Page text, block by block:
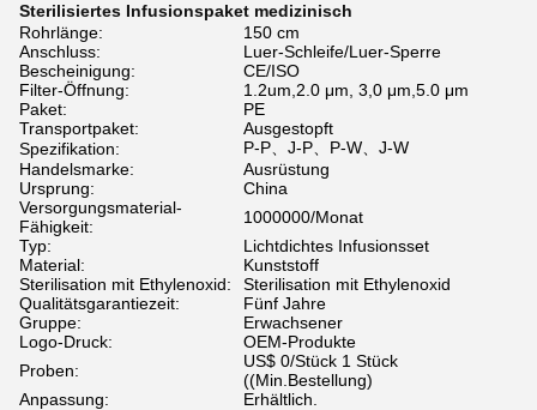
Sterilisiertes Infusionspaket medizinisch
Rohrlänge:
150 cm
Anschluss:
Luer-Schleife/Luer-Sperre
Bescheinigung:
CE/ISO
Filter-Öffnung:
1.2um,2.0 μm, 3,0 μm,5.0 μm
Paket:
PE
Transportpaket:
Ausgestopft
Spezifikation:
P-P、J-P、P-W、J-W
Handelsmarke:
Ausrüstung
Ursprung:
China
Versorgungsmaterial-
Fähigkeit:
1000000/Monat
Typ:
Lichtdichtes Infusionsset
Material:
Kunststoff
Sterilisation mit Ethylenoxid:
Sterilisation mit Ethylenoxid
Qualitätsgarantiezeit:
Fünf Jahre
Gruppe:
Erwachsener
Logo-Druck:
OEM-Produkte
Proben:
US$ 0/Stück 1 Stück
((Min.Bestellung)
Anpassung:
Erhältlich.